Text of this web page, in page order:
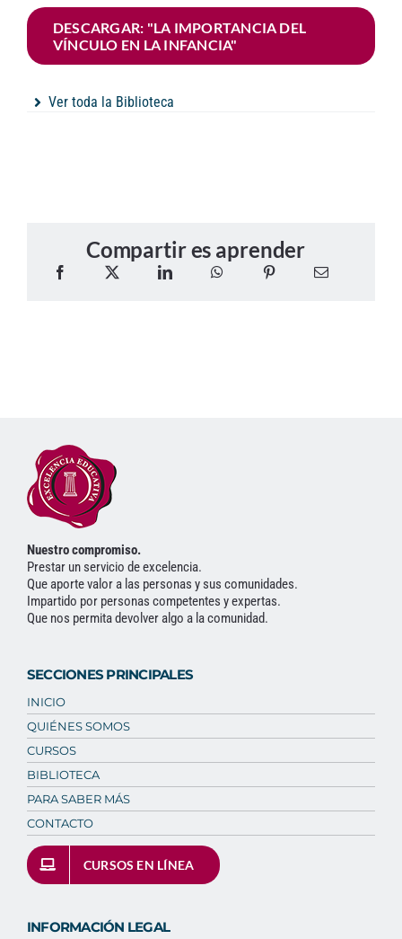
DESCARGAR: "LA IMPORTANCIA DEL
VÍNCULO EN LA INFANCIA"
Ver toda la Biblioteca
Compartir es aprender
Nuestro compromiso.
Prestar un servicio de excelencia.
Que aporte valor a las personas y sus comunidades.
Impartido por personas competentes y expertas.
Que nos permita devolver algo a la comunidad.
SECCIONES PRINCIPALES
INICIO
QUIÉNES SOMOS
CURSOS
BIBLIOTECA
PARA SABER MÁS
CONTACTO
CURSOS EN LÍNEA
INFORMACIÓN LEGAL